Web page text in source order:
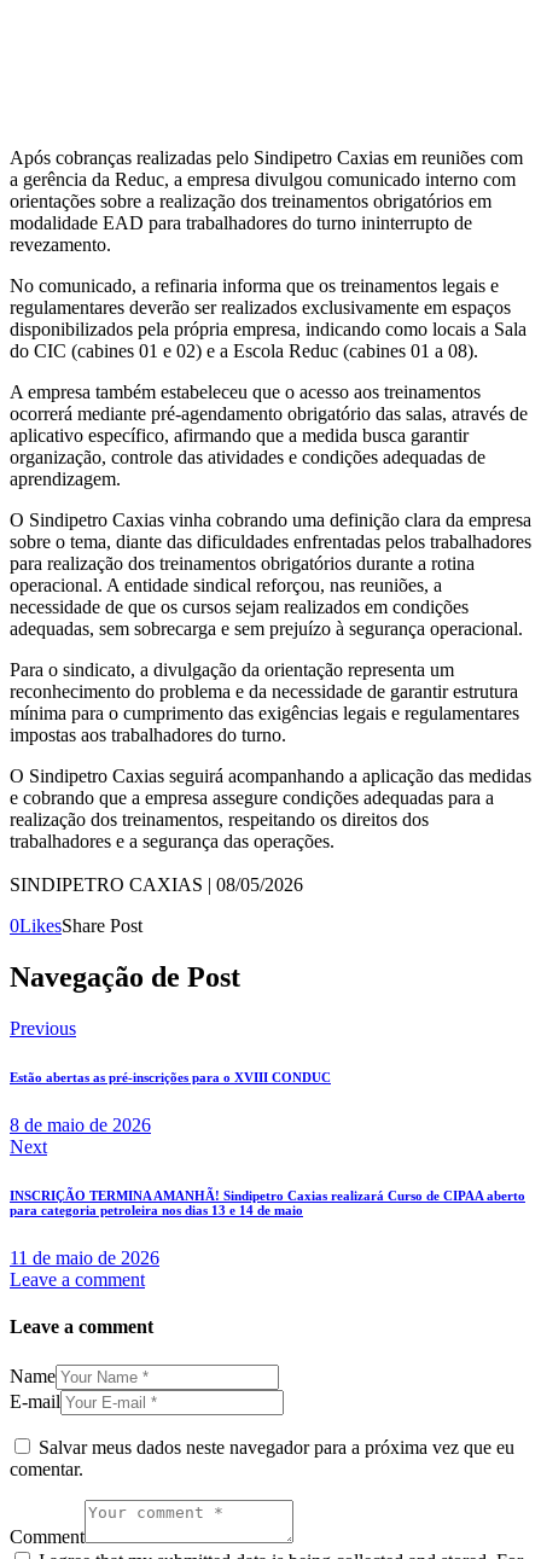
Após cobranças realizadas pelo Sindipetro Caxias em reuniões com
a gerência da Reduc, a empresa divulgou comunicado interno com
orientações sobre a realização dos treinamentos obrigatórios em
modalidade EAD para trabalhadores do turno ininterrupto de
revezamento.
No comunicado, a refinaria informa que os treinamentos legais e
regulamentares deverão ser realizados exclusivamente em espaços
disponibilizados pela própria empresa, indicando como locais a Sala
do CIC (cabines 01 e 02) e a Escola Reduc (cabines 01 a 08).
A empresa também estabeleceu que o acesso aos treinamentos
ocorrerá mediante pré-agendamento obrigatório das salas, através de
aplicativo específico, afirmando que a medida busca garantir
organização, controle das atividades e condições adequadas de
aprendizagem.
O Sindipetro Caxias vinha cobrando uma definição clara da empresa
sobre o tema, diante das dificuldades enfrentadas pelos trabalhadores
para realização dos treinamentos obrigatórios durante a rotina
operacional. A entidade sindical reforçou, nas reuniões, a
necessidade de que os cursos sejam realizados em condições
adequadas, sem sobrecarga e sem prejuízo à segurança operacional.
Para o sindicato, a divulgação da orientação representa um
reconhecimento do problema e da necessidade de garantir estrutura
mínima para o cumprimento das exigências legais e regulamentares
impostas aos trabalhadores do turno.
O Sindipetro Caxias seguirá acompanhando a aplicação das medidas
e cobrando que a empresa assegure condições adequadas para a
realização dos treinamentos, respeitando os direitos dos
trabalhadores e a segurança das operações.
SINDIPETRO CAXIAS | 08/05/2026
0LikesShare Post
Navegação de Post
Previous
Estão abertas as pré-inscrições para o XVIII CONDUC
8 de maio de 2026
Next
INSCRIÇÃO TERMINA AMANHÃ! Sindipetro Caxias realizará Curso de CIPAA aberto
para categoria petroleira nos dias 13 e 14 de maio
11 de maio de 2026
Leave a comment
Leave a comment
Name
E-mail
Salvar meus dados neste navegador para a próxima vez que eu
comentar.
Comment